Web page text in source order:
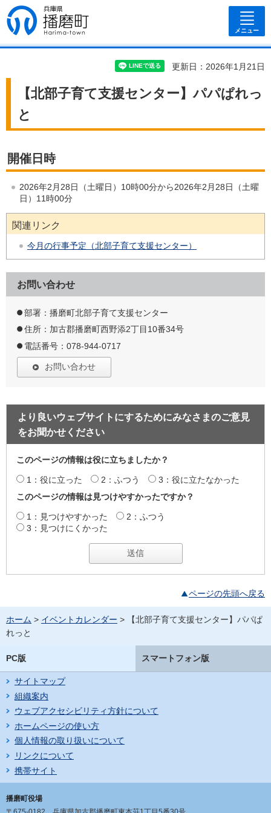
兵庫県 播磨
町
メニュー
更新日：2026年1月21日
【北部子育て支援センター】パパぱれっ
と
開催日時
2026年2月28日（土曜日）10時00分から2026年2月28日（土曜
日）11時00分
関連リンク
今月の行事予定（北部子育て支援センター）
お問い合わせ
部署：播磨町北部子育て支援センター
住所：加古郡播磨町西野添2丁目10番34号
電話番号：078-944-0717
お問い合わせ
より良いウェブサイトにするためにみなさまのご意見
をお聞かせください
このページの情報は役に立ちましたか？
1：役に立った 2：ふつう
3：役に立たなかった
このページの情報は見つけやすかったですか？
1：見つけやすかった
2：ふつう
3：見つけにくかった
ページの先頭へ戻る
ホーム > イベントカレンダー > 【北部子育て支援センター】パパぱ
れっと
PC版 スマートフォン版
サイトマップ
組織案内
ウェブアクセシビリティ方針について
ホームページの使い方
個人情報の取り扱いについて
リンクについて
携帯サイト
播磨町役場